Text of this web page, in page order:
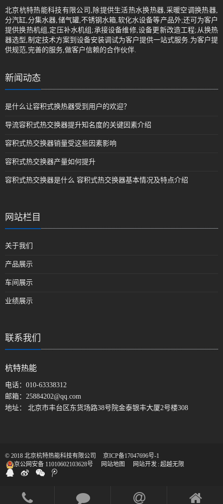
北京杭特热能科技有限公司,除提供生活热水换热器,采暖空调换热器,
分汽缸,分集水器,储气罐,不锈钢水箱,软化水设备等产品外;还可为客户
提供换热机组,定压补水机组;承接设备维修,设备更新改造工程;从换热
器选型,制定技术方案到设备安装调试为客户提供一站式服务.为客户提
供规范,完善的服务,做客户信赖的合作伙伴.
新闻动态
是什么让容积式换热器受到用户的欢迎？
导流容积式热交换器提升知名度的关键因素介绍
容积式热交换器销量受这些因素影响
容积式热交换器产量如何提升
容积式热交换器是什么 容积式热交换器基本情况及特点介绍
网站栏目
关于我们
产品展示
车间展示
业绩展示
联系我们
杭特热能
电话： 010-63338312
邮箱： 25884202@qq.com
地址： 北京市丰台区东货场路38号院金泰银丰大厦2号楼308
© 2018 北京杭特热能科技有限公司
京ICP备17047696号-1
京公网安备 11010602103628号
网站地图 网站开发 :超越无限